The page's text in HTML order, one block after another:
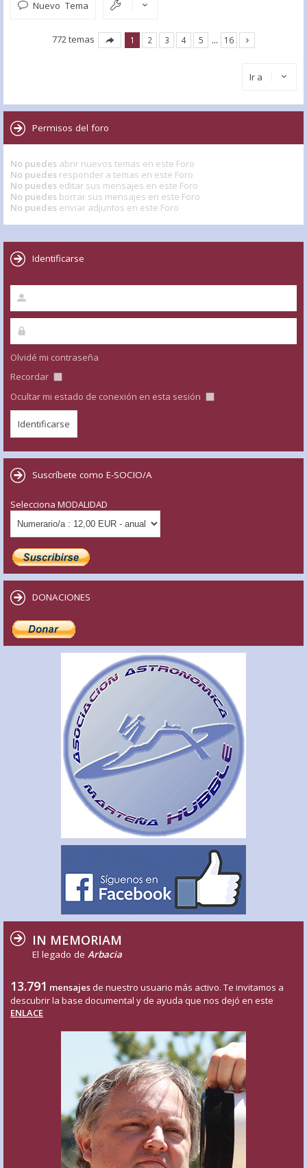
Nuevo Tema
772 temas 1 2 3 4 5 … 16
Ir a
Permisos del foro
No puedes abrir nuevos temas en este Foro
No puedes responder a temas en este Foro
No puedes editar sus mensajes en este Foro
No puedes borrar sus mensajes en este Foro
No puedes enviar adjuntos en este Foro
Identificarse
Olvidé mi contraseña
Recordar
Ocultar mi estado de conexión en esta sesión
Suscríbete como E-SOCIO/A
Selecciona MODALIDAD
DONACIONES
IN MEMORIAM
El legado de Arbacia
13.791 mensajes de nuestro usuario más activo. Te invitamos a
descubrir la base documental y de ayuda que nos dejó en este
ENLACE